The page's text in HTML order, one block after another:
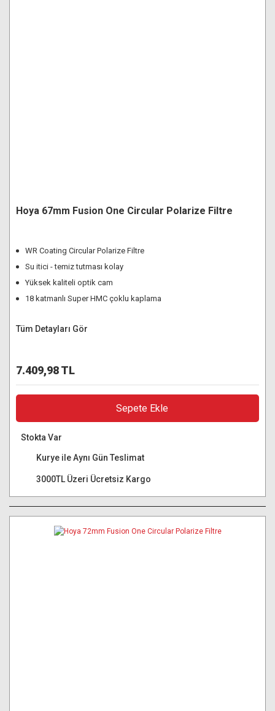
Hoya 67mm Fusion One Circular Polarize Filtre
WR Coating Circular Polarize Filtre
Su itici - temiz tutması kolay
Yüksek kaliteli optik cam
18 katmanlı Super HMC çoklu kaplama
Tüm Detayları Gör
7.409,98 TL
Sepete Ekle
Stokta Var
Kurye ile Aynı Gün Teslimat
3000TL Üzeri Ücretsiz Kargo